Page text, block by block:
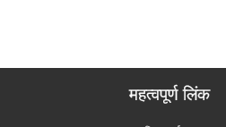
महत्वपूर्ण लिंक